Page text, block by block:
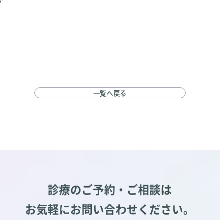
一覧へ戻る
診療のご予約・ご相談は
お気軽にお問い合わせください。